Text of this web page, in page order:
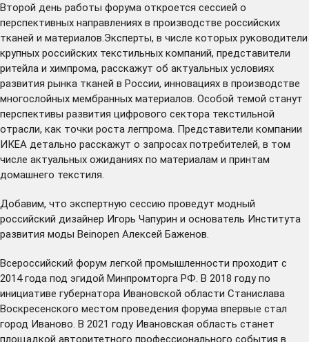
Второй день работы форума откроется сессией о
перспективных направлениях в производстве российских
тканей и материалов.Эксперты, в числе которых руководители
крупных российских текстильных компаний, представители
ритейла и химпрома, расскажут об актуальных условиях
развития рынка тканей в России, инновациях в производстве
многослойных мембранных материалов. Особой темой станут
перспективы развития цифрового сектора текстильной
отрасли, как точки роста легпрома. Представители компании
ИКЕА детально расскажут о запросах потребителей, в том
числе актуальных ожиданиях по материалам и принтам
домашнего текстиля.
Добавим, что экспертную сессию проведут модный
российский дизайнер Игорь Чапурин и основатель Института
развития моды Beinopen Алексей Баженов.
Всероссийский форум легкой промышленности проходит с
2014 года под эгидой Минпромторга РФ. В 2018 году по
инициативе губернатора Ивановской области Станислава
Воскресенского местом проведения форума впервые стал
город Иваново. В 2021 году Ивановская область станет
площадкой авторитетного профессионального события в